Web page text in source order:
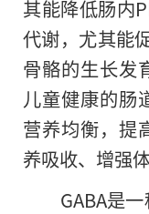
其能降低肠内
代谢，尤其能
骨骼的生长发
儿童健康的肠
营养均衡，提
养吸收、增强
GABA是